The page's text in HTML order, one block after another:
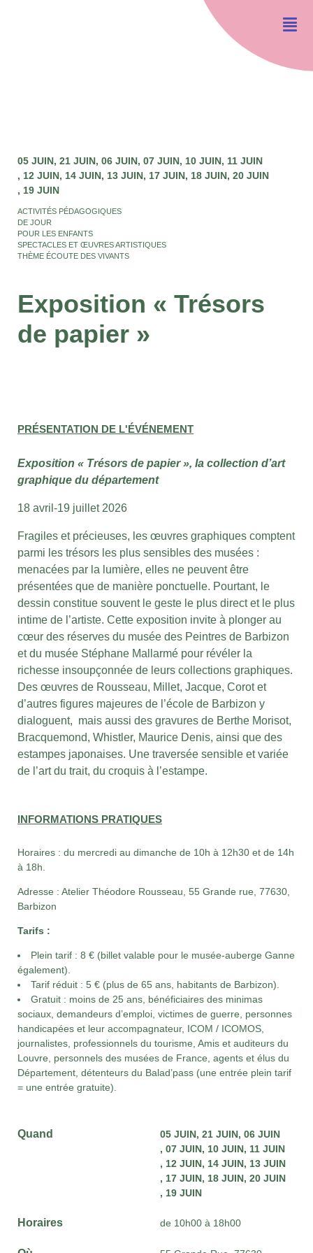
05 JUIN 21 JUIN 06 JUIN 07 JUIN 10 JUIN 11 JUIN
12 JUIN 14 JUIN 13 JUIN 17 JUIN 18 JUIN 20 JUIN
19 JUIN
ACTIVITÉS PÉDAGOGIQUES
DE JOUR
POUR LES ENFANTS
SPECTACLES ET ŒUVRES ARTISTIQUES
THÈME ÉCOUTE DES VIVANTS
Exposition « Trésors
de papier »
PRÉSENTATION DE L'ÉVÉNEMENT
Exposition « Trésors de papier », la collection d’art
graphique du département
18 avril-19 juillet 2026
Fragiles et précieuses, les œuvres graphiques comptent
parmi les trésors les plus sensibles des musées :
menacées par la lumière, elles ne peuvent être
présentées que de manière ponctuelle. Pourtant, le
dessin constitue souvent le geste le plus direct et le plus
intime de l’artiste. Cette exposition invite à plonger au
cœur des réserves du musée des Peintres de Barbizon
et du musée Stéphane Mallarmé pour révéler la
richesse insoupçonnée de leurs collections graphiques.
Des œuvres de Rousseau, Millet, Jacque, Corot et
d’autres figures majeures de l’école de Barbizon y
dialoguent, mais aussi des gravures de Berthe Morisot,
Bracquemond, Whistler, Maurice Denis, ainsi que des
estampes japonaises. Une traversée sensible et variée
de l’art du trait, du croquis à l’estampe.
INFORMATIONS PRATIQUES
Horaires : du mercredi au dimanche de 10h à 12h30 et de 14h
à 18h.
Adresse : Atelier Théodore Rousseau, 55 Grande rue, 77630,
Barbizon
Tarifs :
Plein tarif : 8 € (billet valable pour le musée-auberge Ganne
également).
Tarif réduit : 5 € (plus de 65 ans, habitants de Barbizon).
Gratuit : moins de 25 ans, bénéficiaires des minimas
sociaux, demandeurs d’emploi, victimes de guerre, personnes
handicapées et leur accompagnateur, ICOM / ICOMOS,
journalistes, professionnels du tourisme, Amis et auditeurs du
Louvre, personnels des musées de France, agents et élus du
Département, détenteurs du Balad’pass (une entrée plein tarif
= une entrée gratuite).
Quand 05 JUIN 21 JUIN 06 JUIN
07 JUIN 10 JUIN 11 JUIN
12 JUIN 14 JUIN 13 JUIN
17 JUIN 18 JUIN 20 JUIN
19 JUIN
Horaires de 10h00 à 18h00